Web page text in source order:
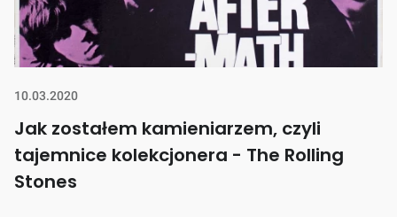
10.03.2020
Jak zostałem kamieniarzem, czyli
tajemnice kolekcjonera - The Rolling
Stones